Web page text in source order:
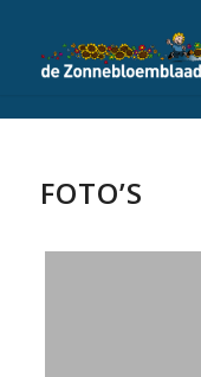
FOTO’S